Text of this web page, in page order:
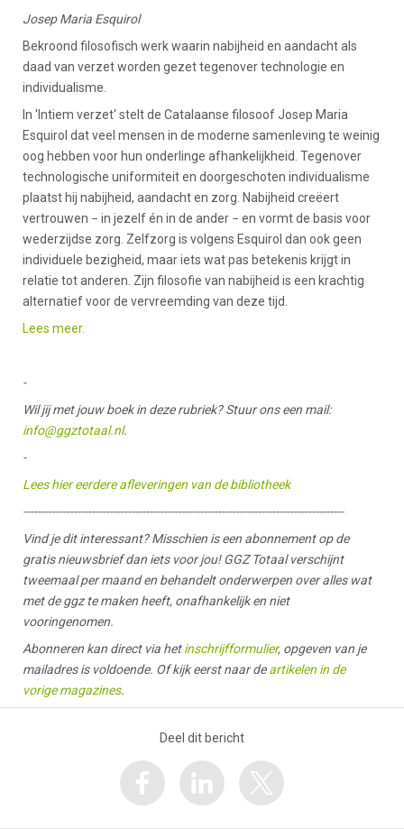
Josep Maria Esquirol
Bekroond filosofisch werk waarin nabijheid en aandacht als
daad van verzet worden gezet tegenover technologie en
individualisme.
In 'Intiem verzet' stelt de Catalaanse filosoof Josep Maria
Esquirol dat veel mensen in de moderne sa­menleving te weinig
oog hebben voor hun onderlinge afhankelijkheid. Tegenover
technologische uniformi­teit en doorgeschoten individualisme
plaatst hij nabij­heid, aandacht en zorg. Nabijheid creëert
vertrouwen − in jezelf én in de ander − en vormt de basis voor
wederzijdse zorg. Zelfzorg is volgens Esquirol dan ook geen
individuele bezigheid, maar iets wat pas beteke­nis krijgt in
relatie tot anderen. Zijn filosofie van nabij­heid is een krachtig
alternatief voor de vervreemding van deze tijd.
Lees meer.
-
Wil jij met jouw boek in deze rubriek? Stuur ons een mail:
info@ggztotaal.nl.
-
Lees hier eerdere afleveringen van de bibliotheek
-----------------------------------------------------------------------------------------
Vind je dit interessant? Misschien is een abonnement op de
gratis nieuwsbrief dan iets voor jou! GGZ Totaal verschijnt
tweemaal per maand en behandelt onderwerpen over alles wat
met de ggz te maken heeft, onafhankelijk en niet
vooringenomen.
Abonneren kan direct via hetinschrijfformulier, opgeven van je
mailadres is voldoende. Of kijk eerst naar deartikelen in de
vorige magazines.
Deel dit bericht